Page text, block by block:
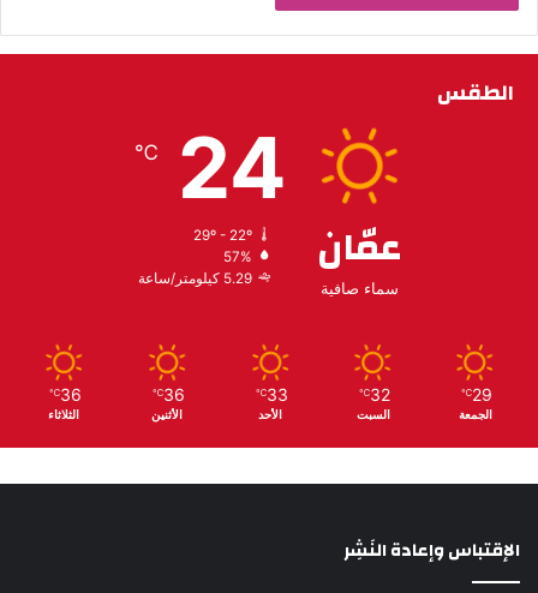
الطقس
عمّان
سماء صافية
24
℃
29º - 22º
57%
5.29 كيلومتر/ساعة
29
℃
الجمعة
32
℃
السبت
33
℃
الأحد
36
℃
الأثنين
36
℃
الثلاثاء
الإقتباس وإعادة النَشِر